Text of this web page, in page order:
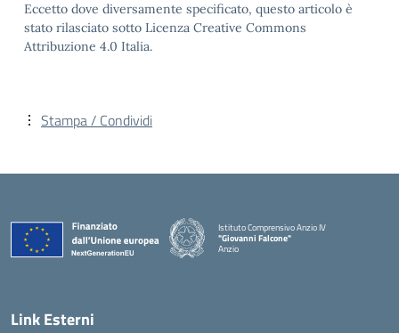
Eccetto dove diversamente specificato, questo articolo è
stato rilasciato sotto Licenza Creative Commons
Attribuzione 4.0 Italia.
Stampa / Condividi
Istituto Comprensivo Anzio IV
"Giovanni Falcone"
Anzio
Link Esterni